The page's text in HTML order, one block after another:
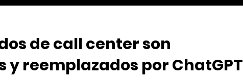
de call center son
y reemplazados por ChatGPT